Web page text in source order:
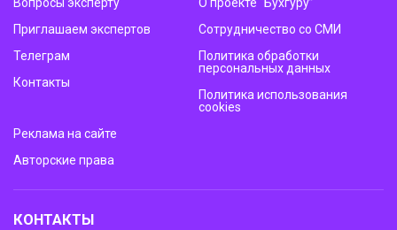
Приглашаем экспертов
Телеграм
Контакты
Сотрудничество со СМИ
Политика обработки
персональных данных
Политика использования
cookies
Реклама на сайте
Авторские права
КОНТАКТЫ